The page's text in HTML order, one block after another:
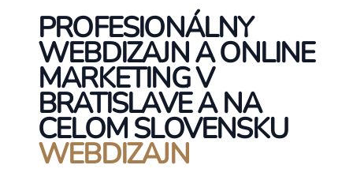
PROFESIONÁLNY
WEBDIZAJN A ONLINE
MARKETING V
BRATISLAVE A NA
CELOM SLOVENSKU
WEBDIZAJN